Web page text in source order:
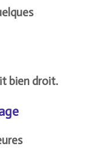
bien droit.